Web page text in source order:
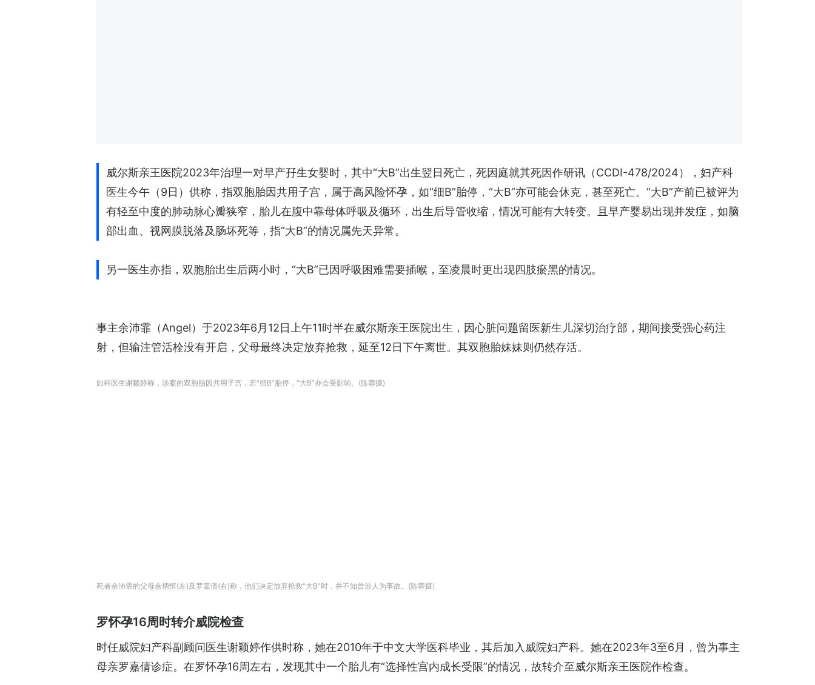
威尔斯亲王医院2023年治理一对早产孖生女婴时，其中“大B”出生翌日死亡，死因庭就其死因作研讯（CCDI-478/2024），妇产科
医生今午（9日）供称，指双胞胎因共用子宫，属于高风险怀孕，如“细B”胎停，“大B”亦可能会休克，甚至死亡。“大B”产前已被评为
有轻至中度的肺动脉心瓣狭窄，胎儿在腹中靠母体呼吸及循环，出生后导管收缩，情况可能有大转变。且早产婴易出现并发症，如脑
部出血、视网膜脱落及肠坏死等，指“大B”的情况属先天异常。
另一医生亦指，双胞胎出生后两小时，“大B”已因呼吸困难需要插喉，至凌晨时更出现四肢瘀黑的情况。
事主余沛霏（Angel）于2023年6月12日上午11时半在威尔斯亲王医院出生，因心脏问题留医新生儿深切治疗部，期间接受强心药注
射，但输注管活栓没有开启，父母最终决定放弃抢救，延至12日下午离世。其双胞胎妹妹则仍然存活。
妇科医生谢颖婷称，涉案的双胞胎因共用子宫，若“细B”胎停，“大B”亦会受影响。(陈蓉摄)
死者余沛霏的父母余炳恒(左)及罗嘉倩(右)称，他们决定放弃抢救“大B”时，并不知曾涉人为事故。(陈蓉摄)
罗怀孕16周时转介威院检查
时任威院妇产科副顾问医生谢颖婷作供时称，她在2010年于中文大学医科毕业，其后加入威院妇产科。她在2023年3至6月，曾为事主
母亲罗嘉倩诊症。在罗怀孕16周左右，发现其中一个胎儿有“选择性宫内成长受限”的情况，故转介至威尔斯亲王医院作检查。